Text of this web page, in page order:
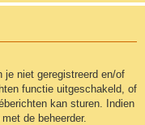
je niet geregistreerd en/of
functie uitgeschakeld, of
kan sturen. Indien
de beheerder.